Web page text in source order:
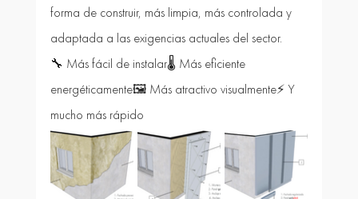
forma de construir, más limpia, más controlada y
adaptada a las exigencias actuales del sector.
🔧 Más fácil de instalar🌡️ Más eficiente
energéticamente🖼️ Más atractivo visualmente⚡ Y
mucho más rápido